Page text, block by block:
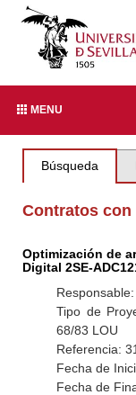
MENU
Búsqueda
Contratos
Optimización de
Digital 2SE-
Responsable:
Tipo de
68/83 LOU
Referencia:
Fecha de
Fecha de